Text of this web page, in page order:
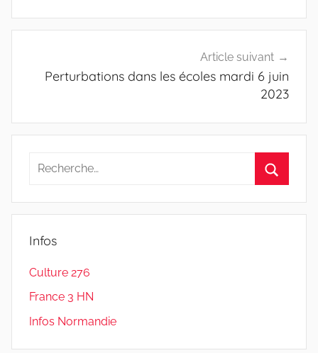
Article suivant
Perturbations dans les écoles mardi 6 juin
2023
Recherche
:
Infos
Culture 276
France 3 HN
Infos Normandie